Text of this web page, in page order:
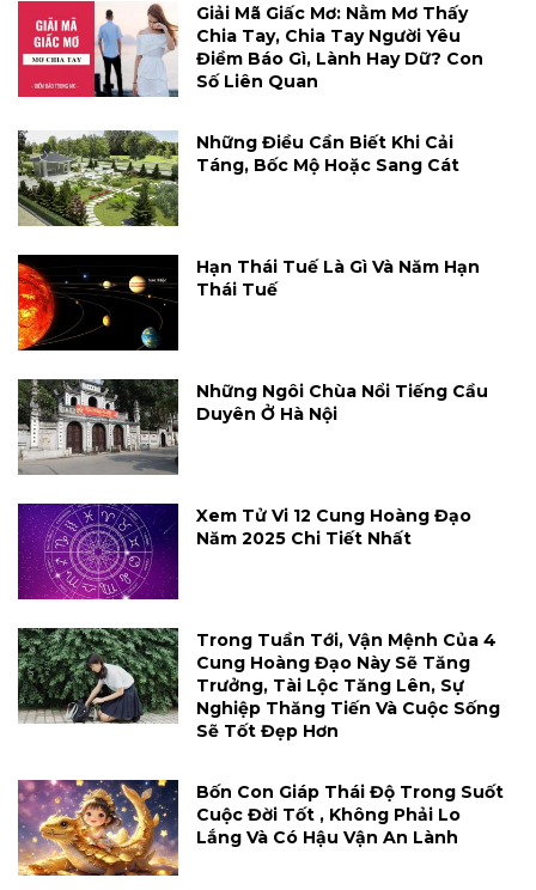
Giải Mã Giấc Mơ: Nằm Mơ Thấy
Chia Tay, Chia Tay Người Yêu
Điềm Báo Gì, Lành Hay Dữ? Con
Số Liên Quan
Những Điều Cần Biết Khi Cải
Táng, Bốc Mộ Hoặc Sang Cát
Hạn Thái Tuế Là Gì Và Năm Hạn
Thái Tuế
Những Ngôi Chùa Nổi Tiếng Cầu
Duyên Ở Hà Nội
Xem Tử Vi 12 Cung Hoàng Đạo
Năm 2025 Chi Tiết Nhất
Trong Tuần Tới, Vận Mệnh Của 4
Cung Hoàng Đạo Này Sẽ Tăng
Trưởng, Tài Lộc Tăng Lên, Sự
Nghiệp Thăng Tiến Và Cuộc Sống
Sẽ Tốt Đẹp Hơn
Bốn Con Giáp Thái Độ Trong Suốt
Cuộc Đời Tốt , Không Phải Lo
Lắng Và Có Hậu Vận An Lành